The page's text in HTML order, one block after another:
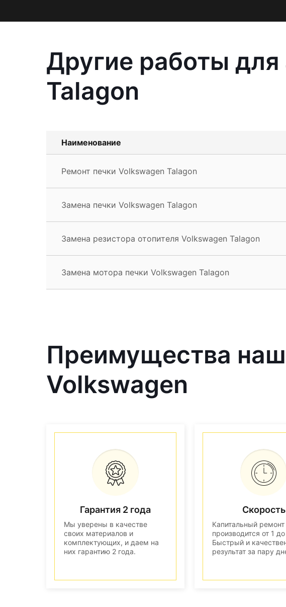
Другие работы
Talagon
Наименование
Ремонт печки Volkswagen Talagon
Замена печки Volkswagen Talagon
Замена резистора отопителя Volkswagen Talagon
Замена мотора печки Volkswagen Talagon
Преимущества
Volkswagen
Гарантия 2 года
Мы уверены в качестве
своих материалов и
комплектующих, и даем на
них гарантию 2 года.
Скорость
Капитальный
производится от 1
Быстрый и
результат за пару